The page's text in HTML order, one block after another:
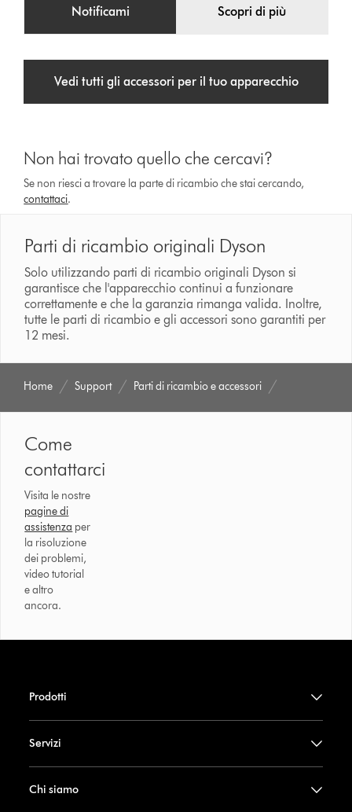
Notificami Scopri di più
Vedi tutti gli accessori per il tuo apparecchio
Non hai trovato quello che cercavi?
Se non riesci a trovare la parte di ricambio che stai cercando,
contattaci.
Parti di ricambio originali Dyson
Solo utilizzando parti di ricambio originali Dyson si
garantisce che l'apparecchio continui a funzionare
correttamente e che la garanzia rimanga valida. Inoltre,
tutte le parti di ricambio e gli accessori sono garantiti per
12 mesi.
Home Support Parti di ricambio e accessori
Come
contattarci
Visita le nostre
pagine di
assistenza per
la risoluzione
dei problemi,
video tutorial
e altro
ancora.
Prodotti
Servizi
Chi siamo